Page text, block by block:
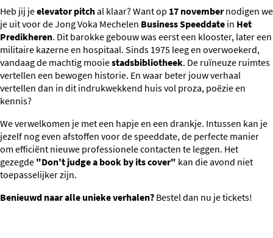
Heb jij jeelevator pitchal klaar? Want op 17 novembernodigen we
je uit voor de Jong Voka Mechelen Business Speeddate in Het
Predikheren. Dit barokke gebouw was eerst een klooster, later een
militaire kazerne en hospitaal. Sinds 1975 leeg en overwoekerd,
vandaag de machtig mooiestadsbibliotheek. De ruïneuze ruimtes
vertellen een bewogen historie. En waar beter jouw verhaal
vertellen dan in dit indrukwekkend huis vol proza, poëzie en
kennis?
We verwelkomen je met een hapje en een drankje. Intussen kan je
jezelf nog even afstoffen voor de speeddate, de perfecte manier
om efficiënt nieuwe professionele contacten te leggen. Het
gezegde "Don't judge a book by its cover" kan die avond niet
toepasselijker zijn.
Benieuwd naar alle unieke verhalen? Bestel dan nu je tickets!